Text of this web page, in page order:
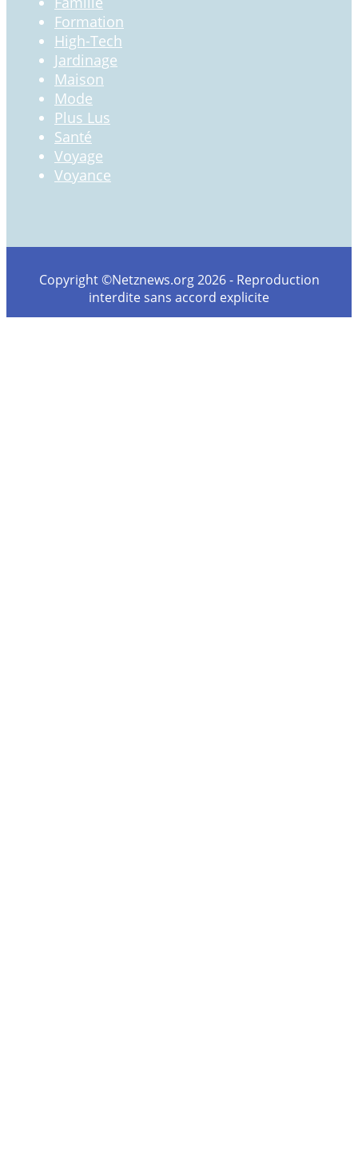
Formation
High-Tech
Jardinage
Maison
Mode
Plus Lus
Santé
Voyage
Voyance
Copyright ©Netznews.org 2026 - Reproduction
interdite sans accord explicite